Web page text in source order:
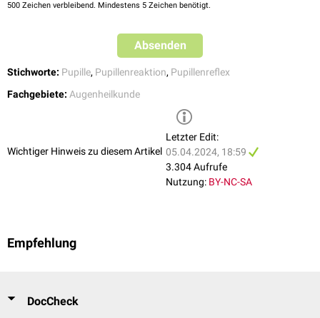
500 Zeichen verbleibend. Mindestens 5 Zeichen benötigt.
Absenden
Stichworte: Pupille, Pupillenreaktion, Pupillenreflex
Fachgebiete: Augenheilkunde
Wichtiger Hinweis zu diesem Artikel
Letzter Edit:
05.04.2024, 18:59
3.304 Aufrufe
Nutzung: BY-NC-SA
Empfehlung
DocCheck